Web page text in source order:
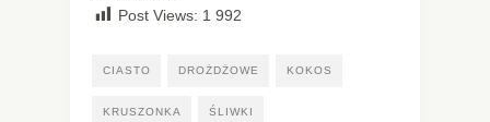
Post Views: 1 992
CIASTO DROŻDŻOWE KOKOS
KRUSZONKA ŚLIWKI